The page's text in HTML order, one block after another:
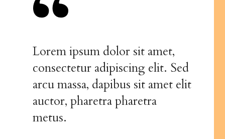
Lorem ipsum dolor sit amet,
consectetur adipiscing elit. Sed
arcu massa, dapibus sit amet elit
auctor, pharetra pharetra
metus.